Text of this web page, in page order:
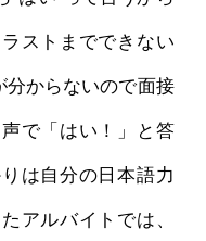
ストまでできない
からないので面接
で「はい！」と答
は自分の日本語力
アルバイトでは、